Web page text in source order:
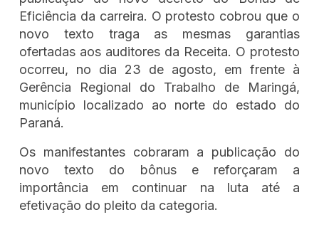
Eficiência da carreira. O protesto cobrou que o
novo texto traga as mesmas garantias
ofertadas aos auditores da Receita. O protesto
ocorreu, no dia 23 de agosto, em frente à
Gerência Regional do Trabalho de Maringá,
município localizado ao norte do estado do
Paraná.
Os manifestantes cobraram a publicação do
novo texto do bônus e reforçaram a
importância em continuar na luta até a
efetivação do pleito da categoria.